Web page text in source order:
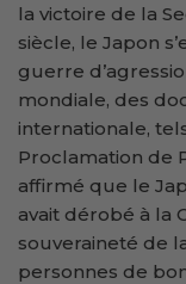
la victoire de la
siècle, le Japon
guerre
mondiale, des
internationale,
Proclamation de
affirmé que le
avait dérobé à la
souveraineté de
personnes de